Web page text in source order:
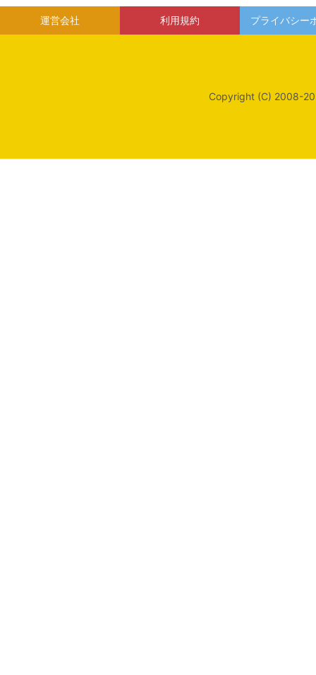
運営会社 利用規約 プライバシー
Copyright (C) 2008-